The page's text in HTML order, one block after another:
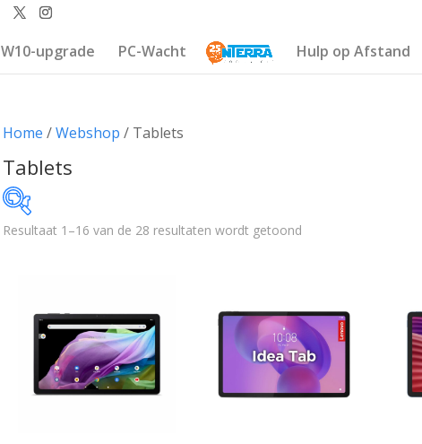
W10-upgrade PC-Wacht Hulp op Afstand
Home /Webshop / Tablets
Tablets
Resultaat 1–16 van de 28 resultaten wordt getoond